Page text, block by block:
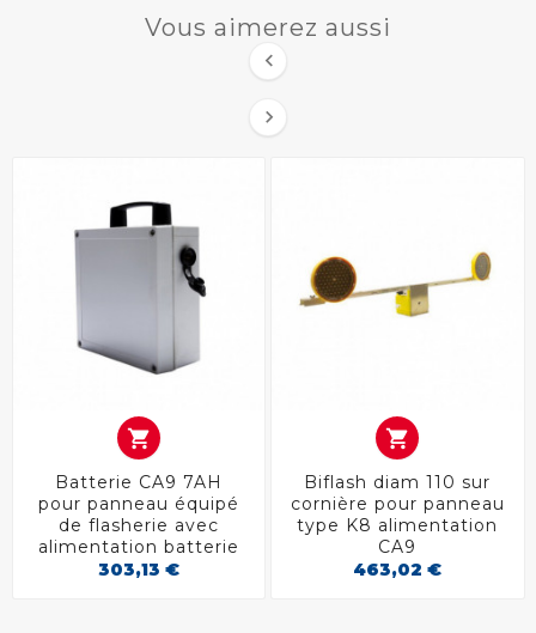
Vous aimerez aussi



Batterie CA9 7AH
pour panneau équipé
de flasherie avec
alimentation batterie
303,13 €

Biflash diam 110 sur
cornière pour panneau
type K8 alimentation
CA9
463,02 €